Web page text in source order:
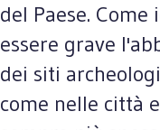
del Paese.
essere grave
dei siti
come nelle città